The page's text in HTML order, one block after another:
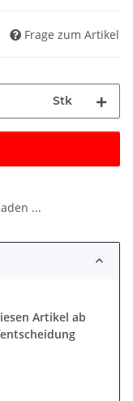
Frage zum Artikel
Stk
...
Artikel ab